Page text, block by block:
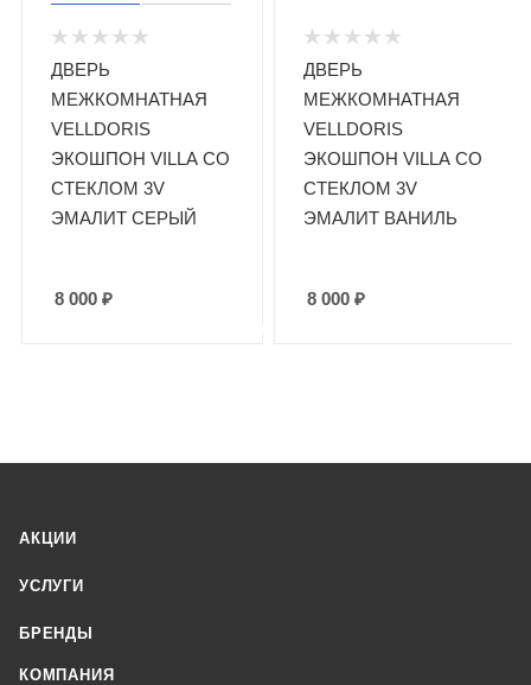
ДВЕРЬ
МЕЖКОМНАТНАЯ
VELLDORIS
ЭКОШПОН VILLA СО
СТЕКЛОМ 3V
ЭМАЛИТ СЕРЫЙ
8 000 ₽
ДВЕРЬ
МЕЖКОМНАТНАЯ
VELLDORIS
ЭКОШПОН VILLA СО
СТЕКЛОМ 3V
ЭМАЛИТ ВАНИЛЬ
8 000 ₽
АКЦИИ
УСЛУГИ
БРЕНДЫ
КОМПАНИЯ